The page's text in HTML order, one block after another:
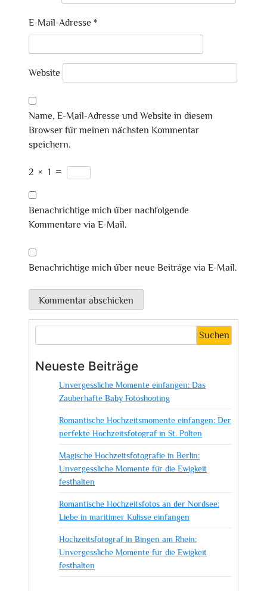
E-Mail-Adresse *
Website
Name, E-Mail-Adresse und Website in diesem
Browser für meinen nächsten Kommentar
speichern.
2 × 1 =
Benachrichtige mich über nachfolgende
Kommentare via E-Mail.
Benachrichtige mich über neue Beiträge via E-Mail.
Suchen
Neueste Beiträge
Unvergessliche Momente einfangen: Das
Zauberhafte Baby Fotoshooting
Romantische Hochzeitsmomente einfangen: Der
perfekte Hochzeitsfotograf in St. Pölten
Magische Hochzeitsfotografie in Berlin:
Unvergessliche Momente für die Ewigkeit
festhalten
Romantische Hochzeitsfotos an der Nordsee:
Liebe in maritimer Kulisse einfangen
Hochzeitsfotograf in Bingen am Rhein:
Unvergessliche Momente für die Ewigkeit
festhalten